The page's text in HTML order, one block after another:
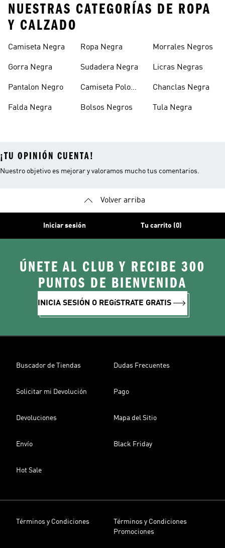
NUESTRAS CATEGORÍAS DE ROPA
Y CALZADO
Camiseta Negra
Gorra Negra
Pantalon Negro
Falda Negra
Ropa Negra
Sudadera Negra
Camiseta Polo
Bolsos Negros
Morrales Negros
Licras Negras
Chanclas Negra
Tula Negra
¡TU OPINIÓN CUENTA!
Nuestro objetivo es mejorar y valoramos mucho tus comentarios.
Volver arriba
Iniciar sesión Tu carrito (0)
ÚNETE AL CLUB Y RECIBE 300
PUNTOS DE BIENVENIDA
INICIA SESIÓN O REGíSTRATE GRATIS
Buscador de Tiendas Dudas Frecuentes
Solicitar mi Devolución Pago
Devoluciones Mapa del Sitio
Envío Black Friday
Hot Sale
Términos y Condiciones
Términos y Condiciones
Promociones